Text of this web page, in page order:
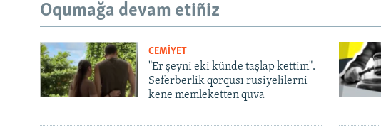
Oqumağa devam etiñiz
CEMİYET
"Er şeyni eki künde taşlap kettim".
Seferberlik qorqusı rusiyelilerni
kene memleketten quva